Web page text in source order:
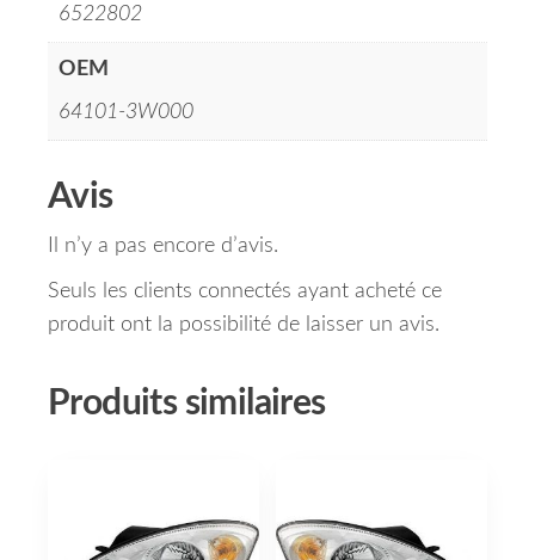
6522802
OEM
64101-3W000
Avis
Il n’y a pas encore d’avis.
Seuls les clients connectés ayant acheté ce
produit ont la possibilité de laisser un avis.
Produits similaires